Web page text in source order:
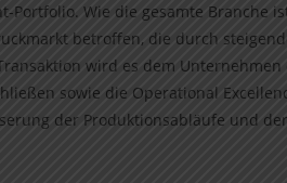
Wie die gesamte Branche
betroffen, die durch
wird es dem Unternehmen
sowie die Operational
der Produktionsabläufe und